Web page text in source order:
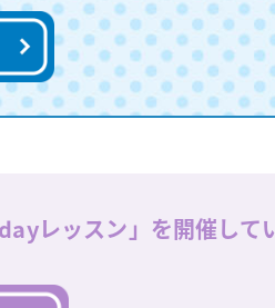
レッスン」を開催してい